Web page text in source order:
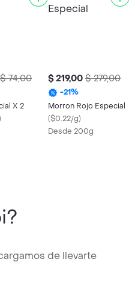
$ 74,00
X 2
$ 219,00 $ 279,00
-21%
Morron Rojo Especial
($0.22/g)
Desde 200g
de llevarte